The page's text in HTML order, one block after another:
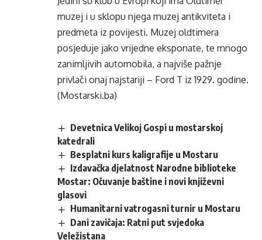
muzej i u sklopu njega muzej antikviteta i
predmeta iz povijesti. Muzej oldtimera
posjeduje jako vrijedne eksponate, te mnogo
zanimljivih automobila, a najviše pažnje
privlači onaj najstariji – Ford T iz 1929. godine.
(Mostarski.ba)
Devetnica Velikoj Gospi u mostarskoj
katedrali
Besplatni kurs kaligrafije u Mostaru
Izdavačka djelatnost Narodne biblioteke
Mostar: Očuvanje baštine i novi književni
glasovi
Humanitarni vatrogasni turnir u Mostaru
Dani zavičaja: Ratni put svjedoka
Veležistana